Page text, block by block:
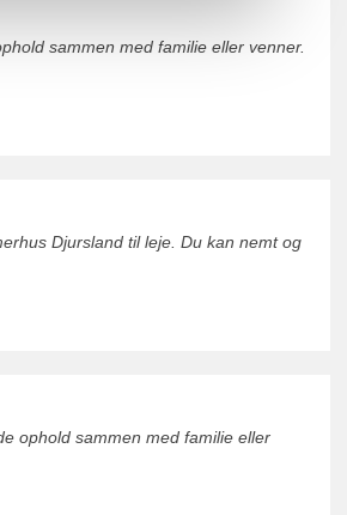
sammen med familie eller venner.
Djursland til leje. Du kan nemt og
ophold sammen med familie eller